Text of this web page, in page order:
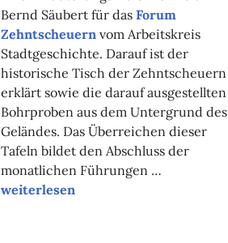
Bernd Säubert für das Forum
Zehntscheuern vom Arbeitskreis
Stadtgeschichte. Darauf ist der
historische Tisch der Zehntscheuern
erklärt sowie die darauf ausgestellten
Bohrproben aus dem Untergrund des
Geländes. Das Überreichen dieser
Tafeln bildet den Abschluss der
monatlichen Führungen …
weiterlesen